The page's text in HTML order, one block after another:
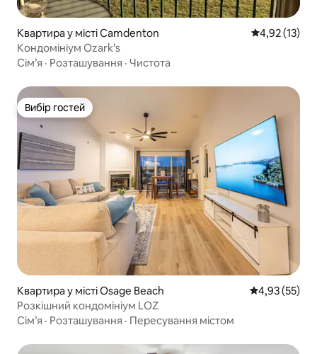
Квартира у місті Camdenton Середня
4,92 (13)
Кондомініум Ozark's
Сім’я · Розташування · Чистота
Вибір гостей
Вибір гостей
Квартира у місті Osage Beach Середня
4,93 (55)
Розкішний кондомініум LOZ
Сім’я · Розташування · Пересування містом